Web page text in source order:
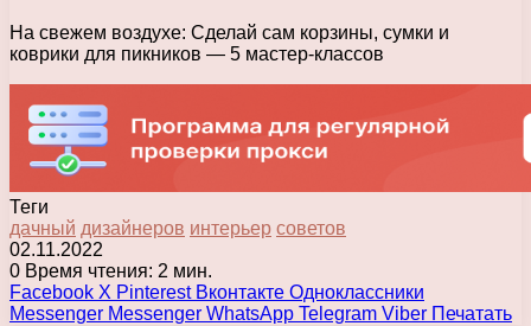
На свежем воздухе: Сделай сам корзины, сумки и
коврики для пикников — 5 мастер-классов
Теги
дачный дизайнеров интерьер советов
02.11.2022
0 Время чтения: 2 мин.
Facebook X Pinterest Вконтакте Одноклассники
Messenger Messenger WhatsApp Telegram Viber Печатать